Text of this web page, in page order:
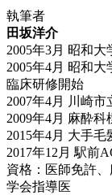
執筆者
田坂洋介
2005年3月 昭和大
2005年4月 昭和
臨床研修開始
2007年4月 川崎
2009年4月 麻酔科
2015年4月 大手
2017年12月 駅前
資格：医師免許
学会指導医